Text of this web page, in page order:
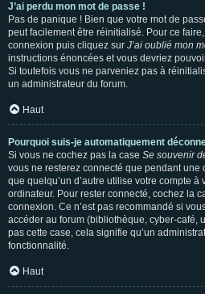
J’ai perdu mon mot de passe !
Pas de panique ! Bien que votre mot de
peut facilement être réinitialisé. Pour ce
connexion puis cliquez sur J’ai oublié mon
instructions énoncées et vous devriez
Si toutefois vous ne parveniez pas à
un administrateur du forum.
Haut
Pourquoi suis-je automatiquement
Si vous ne cochez pas la case Se souvenir
vous ne resterez connecté que pendant
que quelqu’un d’autre utilise votre compte
ordinateur. Pour rester connecté, cochez la
connexion. Ce n’est pas recommandé si
accéder au forum (bibliothèque, cyber-café,
pas cette case, cela signifie qu’un
fonctionnalité.
Haut